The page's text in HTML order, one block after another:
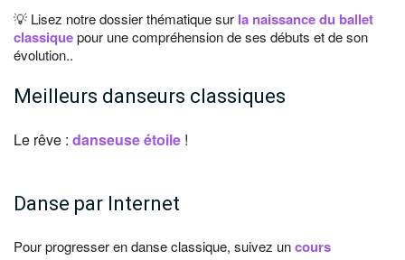
💡 Lisez notre dossier thématique sur la naissance du ballet
classiquepour une compréhension de ses débuts et de son
évolution..
Meilleurs danseurs classiques
Le rêve : danseuse étoile !
Danse par Internet
Pour progresser en danse classique, suivez uncours